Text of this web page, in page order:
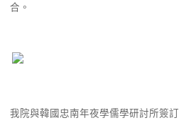
合。
我院與韓國忠南年夜學儒學研討所簽訂